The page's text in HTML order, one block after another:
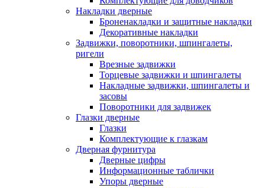
Накладки дверные
Броненакладки и защитные накладки
Декоративные накладки
Задвижки, поворотники, шпингалеты,
ригели
Врезные задвижки
Торцевые задвижки и шпингалеты
Накладные задвижки, шпингалеты и
засовы
Поворотники для задвижек
Глазки дверные
Глазки
Комплектующие к глазкам
Дверная фурнитура
Дверные цифры
Информационные таблички
Упоры дверные